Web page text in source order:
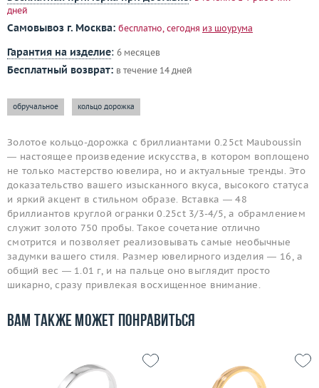
дней
Самовывоз г. Москва: бесплатно, сегодня из шоурума
Гарантия на изделие: 6 месяцев
Бесплатный возврат: в течение 14 дней
обручальное кольцо дорожка
Золотое кольцо-дорожка с бриллиантами 0.25ct Mauboussin
— настоящее произведение искусства, в котором воплощено
не только мастерство ювелира, но и актуальные тренды. Это
доказательство вашего изысканного вкуса, высокого статуса
и яркий акцент в стильном образе. Вставка — 48
бриллиантов круглой огранки 0.25ct 3/3-4/5, а обрамлением
служит золото 750 пробы. Такое сочетание отлично
смотрится и позволяет реализовывать самые необычные
задумки вашего стиля. Размер ювелирного изделия — 16, а
общий вес — 1.01 г, и на пальце оно выглядит просто
шикарно, сразу привлекая восхищенное внимание.
Вам также может понравиться